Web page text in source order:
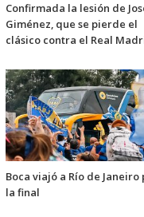
Confirmada la lesión de
Giménez, que se pierde el
clásico contra el Real
Boca viajó a Río de Janeiro
la final